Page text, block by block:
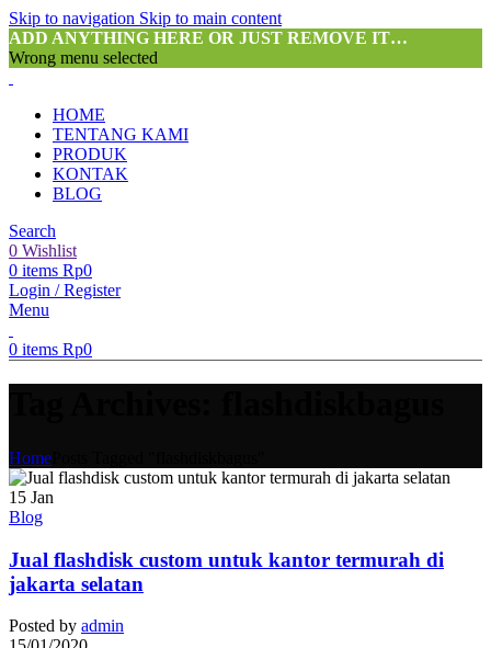
Skip to navigation Skip to main content
ADD ANYTHING HERE OR JUST REMOVE IT…
Wrong menu selected
HOME
TENTANG KAMI
PRODUK
KONTAK
BLOG
Search
0 Wishlist
0 items Rp0
Login / Register
Menu
0 items Rp0
Home
15 Jan
Blog
Jual flashdisk custom untuk kantor termurah di
jakarta selatan
Posted by admin